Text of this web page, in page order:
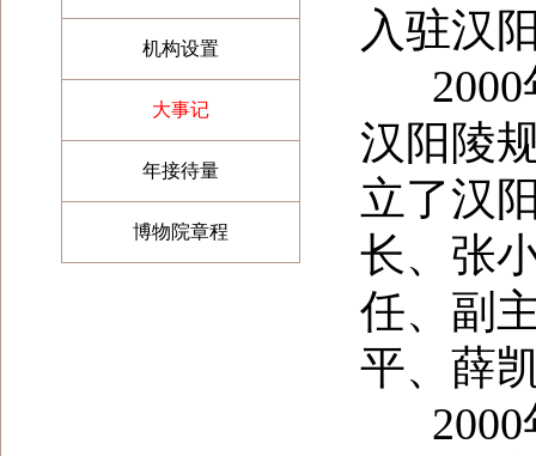
机构设置
大事记
年接待量
博物院章程
入驻汉
2000
汉阳陵
立了汉
长、张
任、副
平、薛
2000